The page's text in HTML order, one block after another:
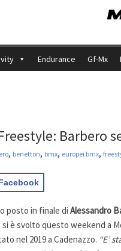
Endurance Gf-Mx
Barbero
, benetton, bmx, europei bmx,
posto in finale di Alessandro
si è svolto questo weekend a
nel 2019 a Cadenazzo. “E’